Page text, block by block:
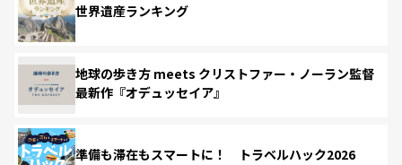
世界遺産ランキング
地球の歩き方 meets クリストファー・ノーラン監督
最新作『オデュッセイア』
準備も滞在もスマートに！ トラベルハック2026